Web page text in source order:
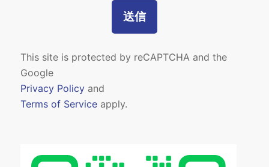
This site is protected by reCAPTCHA and the
Google
Privacy Policyand
Terms of Serviceapply.